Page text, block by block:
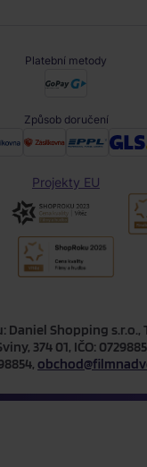
Platební metody
Způsob doručení
Projekty EU
Shopping s.r.o.,
374 01, IČO: